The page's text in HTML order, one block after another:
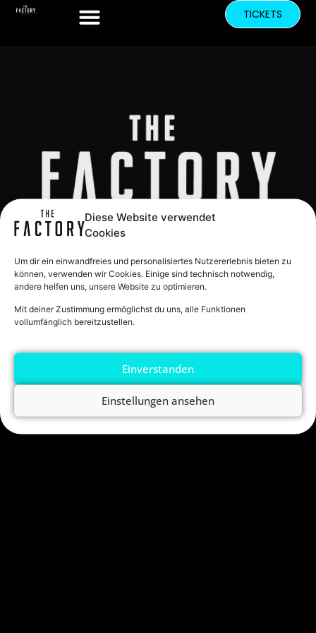
Diese Website verwendet
Cookies
Um dir ein einwandfreies und personalisiertes Nutzererlebnis bieten zu
können, verwenden wir Cookies. Einige sind technisch notwendig,
andere helfen uns, unsere Website zu optimieren.
Mit deiner Zustimmung ermöglichst du uns, alle Funktionen
vollumfänglich bereitzustellen.
Einverstanden
Einstellungen ansehen
TICKETS
IMPRESSUM
DATENSCHUTZERKLÄRUNG